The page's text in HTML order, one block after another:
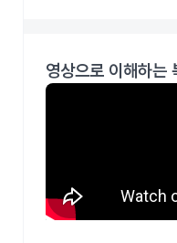
영상으로 이해하는